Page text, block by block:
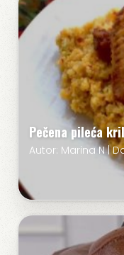
Pečena pileća
Autor: Marina N |